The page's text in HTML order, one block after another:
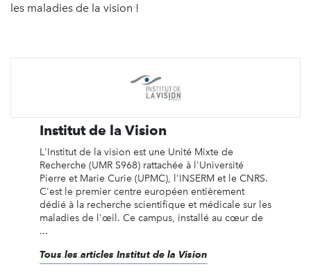
les maladies de la vision !
Institut de la Vision
L'Institut de la vision est une Unité Mixte de
Recherche (UMR S968) rattachée à l'Université
Pierre et Marie Curie (UPMC), l'INSERM et le CNRS.
C'est le premier centre européen entièrement
dédié à la recherche scientifique et médicale sur les
maladies de l'œil. Ce campus, installé au cœur de
...
Tous les articles Institut de la Vision